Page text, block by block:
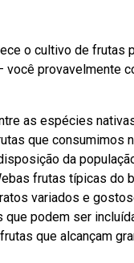
o cultivo de frutas
provavelmente
as espécies
que consumimos
da
frutas típicas do
variados e
podem ser
que alcançam